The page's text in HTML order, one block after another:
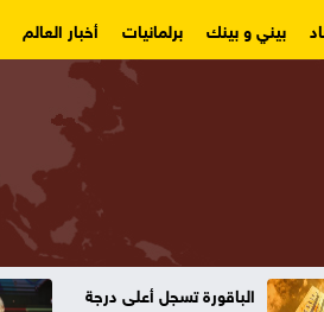
بيني و بينك برلمانيات أخبار العالم
الصقور: أنا مرتاح وسنعتمد